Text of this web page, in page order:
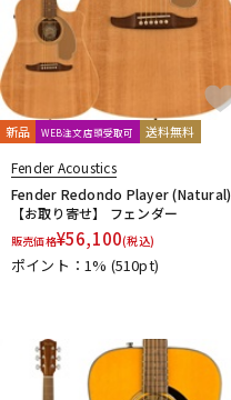
新品 WEB注文店頭受取可 送料無料
Fender Acoustics
Fender Redondo Player (Natural)
【お取り寄せ】 フェンダー
販売価格¥56,100(税込)
ポイント：1% (510pt)